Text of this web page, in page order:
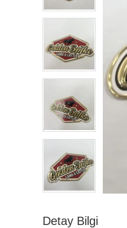
Detay Bilgi